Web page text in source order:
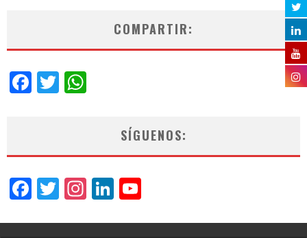
COMPARTIR:
Facebook
Twitter
SÍGUENOS:
Facebook
Twitter
Instagram
LinkedIn